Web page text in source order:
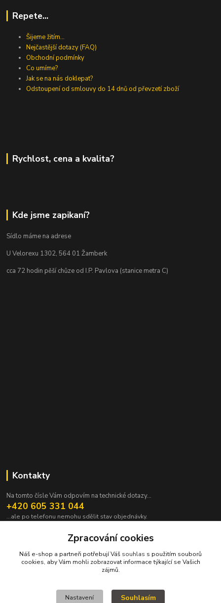
Repete...
Šijeme žitím...
Nejčastější dotazy (FAQ)
Obchodní podmínky
Co umíme?
Jak se na nás doklepat?
Odstoupení od smlouvy do 14 dnů od převzetí zboží
Rychlost, cena a kvalita?
Kde jsme zapikaní?
Sídlo máme na adrese
U Velorexu 1302, 564 01 Žamberk
cca 72 hodin pěší chůze od I.P. Pavlova (stanice metra C)
Kontakty
Na tomto čísle Vám odpovím na technické dotazy...
+420 605 331 044
...ale po telefonu nemohu sdělit stav objednávky.
pavek@janpavek.comZpracování cookies
Náš e-shop a partneři potřebují Váš souhlas s použitím souborů
cookies, aby Vám mohli zobrazovat informace týkající se Vašich
zájmů.
Nastavení Souhlasím